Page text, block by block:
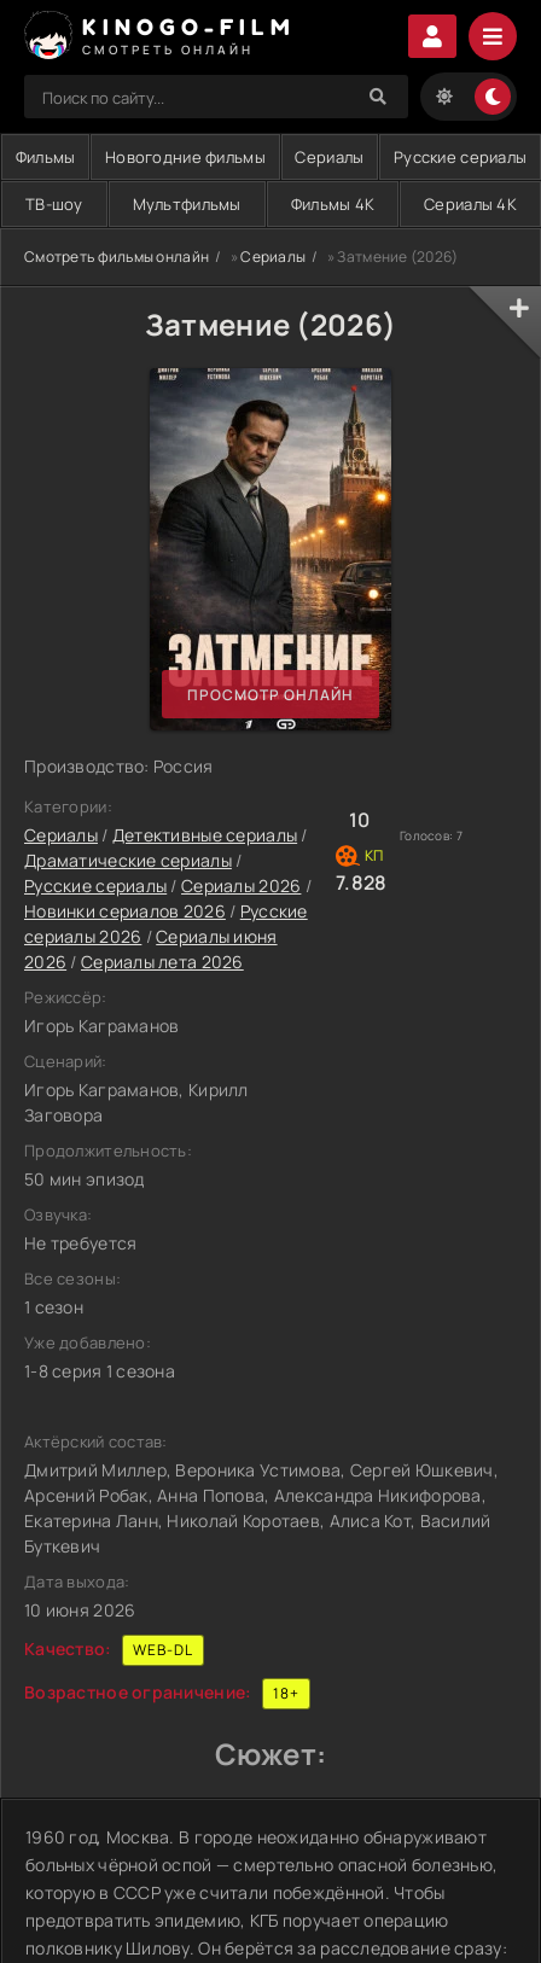
KINOGO-FILM
СМОТРЕТЬ ОНЛАЙН
Фильмы Новогодние фильмы Сериалы Русские сериалы
ТВ-шоу Мультфильмы Фильмы 4K Сериалы 4K
Смотреть фильмы онлайн »Сериалы » Затмение (2026)
Затмение (2026)
ПРОСМОТР ОНЛАЙН
Производство: Россия
Категории:
Сериалы/ Детективные сериалы /
Драматические сериалы/
Русские сериалы /Сериалы 2026 /
Новинки сериалов 2026 / Русские
сериалы 2026 /Сериалы июня
2026 / Сериалы лета 2026
Режиссёр:
Игорь Каграманов
Сценарий:
Игорь Каграманов, Кирилл
Заговора
Продолжительность:
50 мин эпизод
Озвучка:
Не требуется
Все сезоны:
1 сезон
Уже добавлено:
1-8 серия 1 сезона
10
Голосов: 7
7.828
Актёрский состав:
Дмитрий Миллер, Вероника Устимова, Сергей Юшкевич,
Арсений Робак, Анна Попова, Александра Никифорова,
Екатерина Ланн, Николай Коротаев, Алиса Кот, Василий
Буткевич
Дата выхода:
10 июня 2026
Качество:
WEB-DL
Возрастное ограничение: 18+
Сюжет:
1960 год, Москва. В городе неожиданно обнаруживают
больных чёрной оспой — смертельно опасной болезнью,
которую в СССР уже считали побеждённой. Чтобы
предотвратить эпидемию, КГБ поручает операцию
полковнику Шилову. Он берётся за расследование сразу: